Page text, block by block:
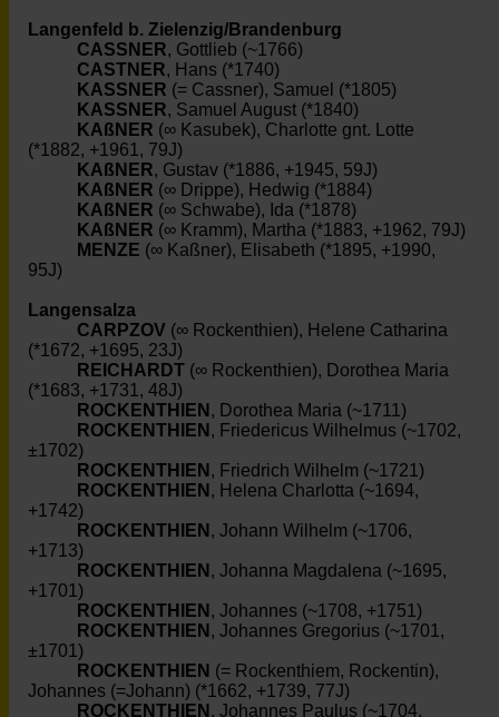
Langenfeld b. Zielenzig/Brandenburg
CASSNER, Gottlieb (~1766)
CASTNER, Hans (*1740)
KASSNER (= Cassner), Samuel (*1805)
KASSNER, Samuel August (*1840)
KAßNER (∞ Kasubek), Charlotte gnt. Lotte
(*1882, +1961, 79J)
KAßNER, Gustav (*1886, +1945, 59J)
KAßNER (∞ Drippe), Hedwig (*1884)
KAßNER (∞ Schwabe), Ida (*1878)
KAßNER (∞ Kramm), Martha (*1883, +1962, 79J)
MENZE (∞ Kaßner), Elisabeth (*1895, +1990,
95J)
Langensalza
CARPZOV (∞ Rockenthien), Helene Catharina
(*1672, +1695, 23J)
REICHARDT (∞ Rockenthien), Dorothea Maria
(*1683, +1731, 48J)
ROCKENTHIEN , Dorothea Maria (~1711)
ROCKENTHIEN , Friedericus Wilhelmus (~1702,
±1702)
ROCKENTHIEN , Friedrich Wilhelm (~1721)
ROCKENTHIEN , Helena Charlotta (~1694,
+1742)
ROCKENTHIEN , Johann Wilhelm (~1706,
+1713)
ROCKENTHIEN , Johanna Magdalena (~1695,
+1701)
ROCKENTHIEN , Johannes (~1708, +1751)
ROCKENTHIEN , Johannes Gregorius (~1701,
±1701)
ROCKENTHIEN (= Rockenthiem, Rockentin),
Johannes (=Johann) (*1662, +1739, 77J)
ROCKENTHIEN , Johannes Paulus (~1704,